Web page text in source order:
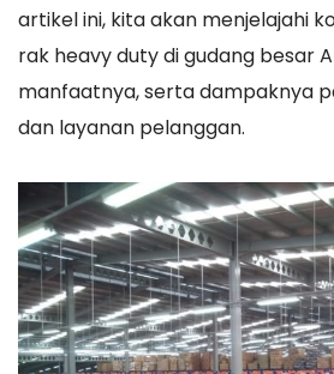
artikel ini, kita akan menjelajahi
rak heavy duty di gudang besar
manfaatnya, serta dampaknya
dan layanan pelanggan.